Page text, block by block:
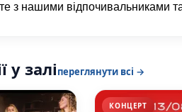
з нашими відпочивальниками
у заліпереглянути всі →
КОНЦЕРТ